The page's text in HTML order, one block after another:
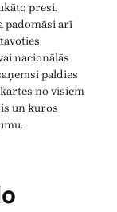
presi.
padomāsi arī
nacionālās
paldies
no visiem
un kuros